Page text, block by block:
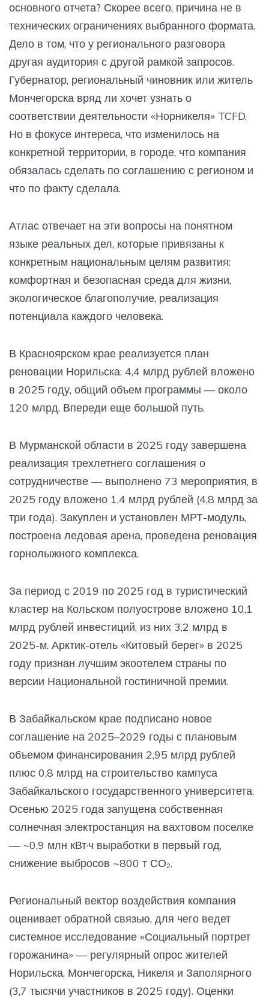
основного отчета? Скорее всего, причина не в
технических ограничениях выбранного формата.
Дело в том, что у регионального разговора
другая аудитория с другой рамкой запросов.
Губернатор, региональный чиновник или житель
Мончегорска вряд ли хочет узнать о
соответствии деятельности «Норникеля» TCFD.
Но в фокусе интереса, что изменилось на
конкретной территории, в городе, что компания
обязалась сделать по соглашению с регионом и
что по факту сделала.
Атлас отвечает на эти вопросы на понятном
языке реальных дел, которые привязаны к
конкретным национальным целям развития:
комфортная и безопасная среда для жизни,
экологическое благополучие, реализация
потенциала каждого человека.
В Красноярском крае реализуется план
реновации Норильска: 4,4 млрд рублей вложено
в 2025 году, общий объем программы — около
120 млрд. Впереди еще большой путь.
В Мурманской области в 2025 году завершена
реализация трехлетнего соглашения о
сотрудничестве — выполнено 73 мероприятия, в
2025 году вложено 1,4 млрд рублей (4,8 млрд за
три года). Закуплен и установлен МРТ-модуль,
построена ледовая арена, проведена реновация
горнолыжного комплекса.
За период с 2019 по 2025 год в туристический
кластер на Кольском полуострове вложено 10,1
млрд рублей инвестиций, из них 3,2 млрд в
2025-м. Арктик-отель «Китовый берег» в 2025
году признан лучшим экоотелем страны по
версии Национальной гостиничной премии.
В Забайкальском крае подписано новое
соглашение на 2025–2029 годы с плановым
объемом финансирования 2,95 млрд рублей
плюс 0,8 млрд на строительство кампуса
Забайкальского государственного университета.
Осенью 2025 года запущена собственная
солнечная электростанция на вахтовом поселке
— ~0,9 млн кВт·ч выработки в первый год,
снижение выбросов ~800 т СО₂.
Региональный вектор воздействия компания
оценивает обратной связью, для чего ведет
системное исследование «Социальный портрет
горожанина» — регулярный опрос жителей
Норильска, Мончегорска, Никеля и Заполярного
(3,7 тысячи участников в 2025 году). Оценки